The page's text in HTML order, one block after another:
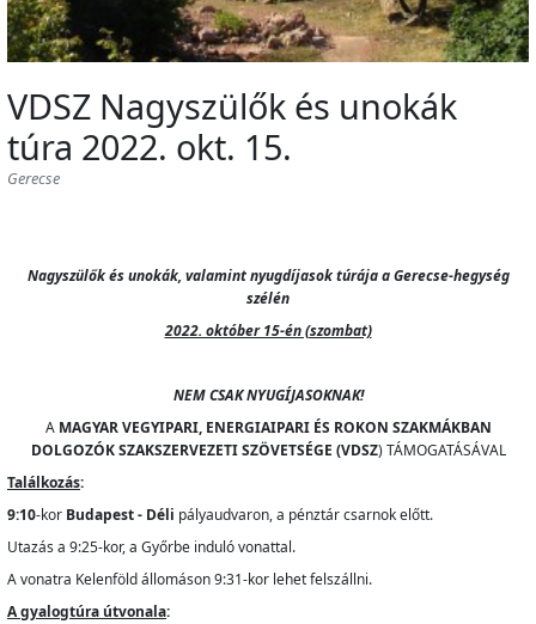
VDSZ Nagyszülők és unokák
túra 2022. okt. 15.
Gerecse
Nagyszülők és unokák, valamint nyugdíjasok túrájaa Gerecse-hegység
szélén
2022. október 15-én (szombat)
NEM CSAK NYUGÍJASOKNAK!
A MAGYAR VEGYIPARI, ENERGIAIPARI ÉS ROKON SZAKMÁKBAN
DOLGOZÓKSZAKSZERVEZETI SZÖVETSÉGE (VDSZ) TÁMOGATÁSÁVAL
Találkozás:
9:10-kor Budapest - Déli pályaudvaron, a pénztár csarnok előtt.
Utazás a 9:25-kor, a Győrbe induló vonattal.
A vonatra Kelenföld állomáson 9:31-kor lehet felszállni.
A gyalogtúra útvonala: